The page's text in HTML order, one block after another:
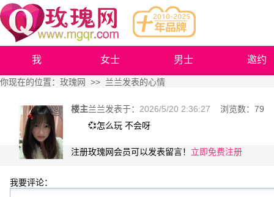
我 女士 男士 邀约
你现在的位置： 玫瑰网 >> 兰兰发表的心情
楼主兰兰发表于： 2026/5/20 2:36:27 浏览数： 79
💞怎么玩 不会呀
注册玫瑰网会员可以发表留言！ 立即免费注册
我要评论：